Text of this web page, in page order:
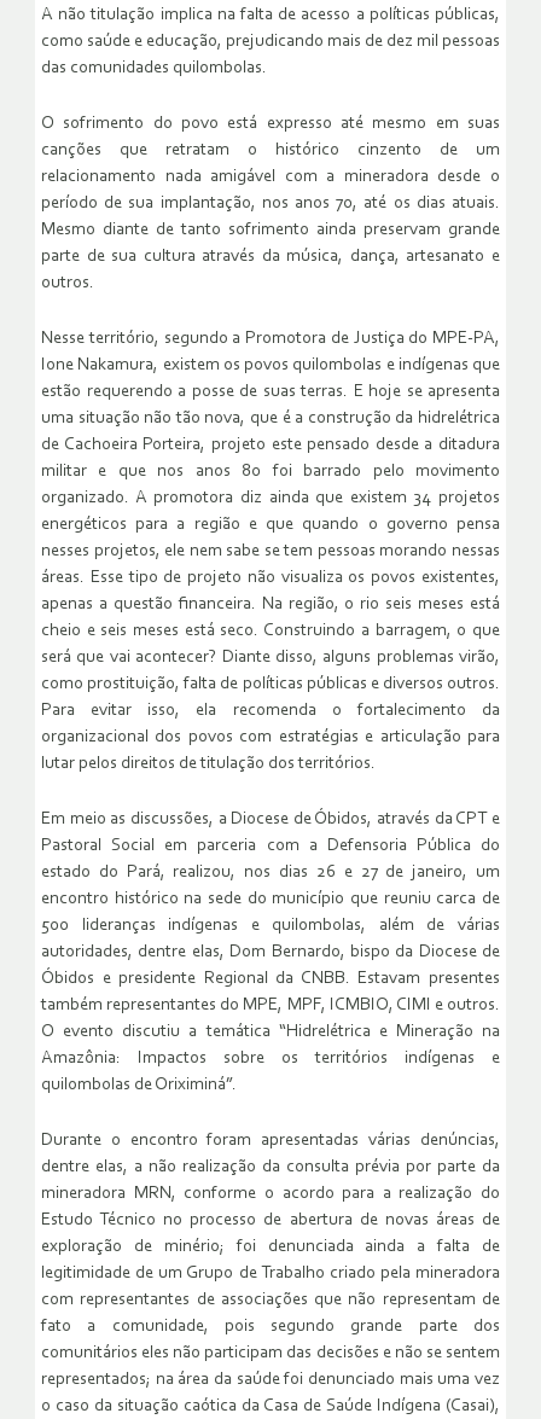
A não titulação implica na falta de acesso a políticas públicas,
como saúde e educação, prejudicando mais de dez mil pessoas
das comunidades quilombolas.
O sofrimento do povo está expresso até mesmo em suas
canções que retratam o histórico cinzento de um
relacionamento nada amigável com a mineradora desde o
período de sua implantação, nos anos 70, até os dias atuais.
Mesmo diante de tanto sofrimento ainda preservam grande
parte de sua cultura através da música, dança, artesanato e
outros.
Nesse território, segundo a Promotora de Justiça do MPE-PA,
Ione Nakamura, existem os povos quilombolas e indígenas que
estão requerendo a posse de suas terras. E hoje se apresenta
uma situação não tão nova, que é a construção da hidrelétrica
de Cachoeira Porteira, projeto este pensado desde a ditadura
militar e que nos anos 80 foi barrado pelo movimento
organizado. A promotora diz ainda que existem 34 projetos
energéticos para a região e que quando o governo pensa
nesses projetos, ele nem sabe se tem pessoas morando nessas
áreas. Esse tipo de projeto não visualiza os povos existentes,
apenas a questão financeira. Na região, o rio seis meses está
cheio e seis meses está seco. Construindo a barragem, o que
será que vai acontecer? Diante disso, alguns problemas virão,
como prostituição, falta de políticas públicas e diversos outros.
Para evitar isso, ela recomenda o fortalecimento da
organizacional dos povos com estratégias e articulação para
lutar pelos direitos de titulação dos territórios.
Em meio as discussões, a Diocese de Óbidos, através da CPT e
Pastoral Social em parceria com a Defensoria Pública do
estado do Pará, realizou, nos dias 26 e 27 de janeiro, um
encontro histórico na sede do município que reuniu carca de
500 lideranças indígenas e quilombolas, além de várias
autoridades, dentre elas, Dom Bernardo, bispo da Diocese de
Óbidos e presidente Regional da CNBB. Estavam presentes
também representantes do MPE, MPF, ICMBIO, CIMI e outros.
O evento discutiu a temática “Hidrelétrica e Mineração na
Amazônia: Impactos sobre os territórios indígenas e
quilombolas de Oriximiná”.
Durante o encontro foram apresentadas várias denúncias,
dentre elas, a não realização da consulta prévia por parte da
mineradora MRN, conforme o acordo para a realização do
Estudo Técnico no processo de abertura de novas áreas de
exploração de minério; foi denunciada ainda a falta de
legitimidade de um Grupo de Trabalho criado pela mineradora
com representantes de associações que não representam de
fato a comunidade, pois segundo grande parte dos
comunitários eles não participam das decisões e não se sentem
representados; na área da saúde foi denunciado mais uma vez
o caso da situação caótica da Casa de Saúde Indígena (Casai),